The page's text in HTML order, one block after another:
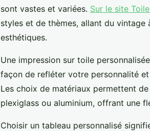
sont vastes et variées. Sur le site
styles et de thèmes, allant du
esthétiques.
Une impression sur toile
façon de refléter votre personnalité
Les choix de matériaux permettent
plexiglass ou aluminium, offrant une
Choisir un tableau personnalisé